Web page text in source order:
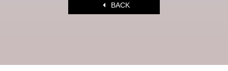
BACK